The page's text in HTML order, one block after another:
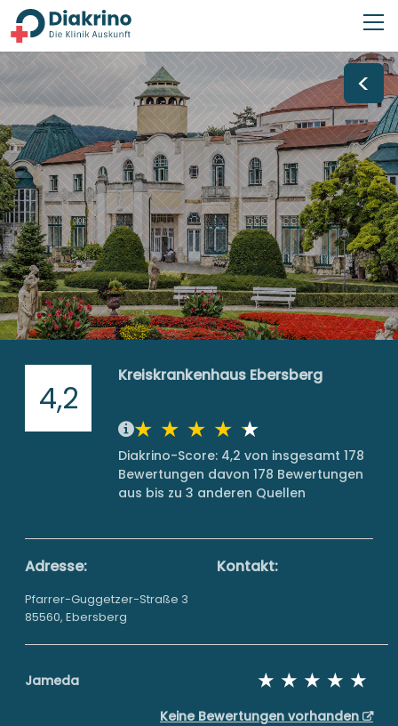
<
4,2
Kreiskrankenhaus Ebersberg
Diakrino-Score: 4,2 von insgesamt 178
Bewertungen davon 178 Bewertungen
aus bis zu 3 anderen Quellen
Adresse:
Pfarrer-Guggetzer-Straße 3
85560, Ebersberg
Kontakt:
Jameda
Keine Bewertungen vorhanden